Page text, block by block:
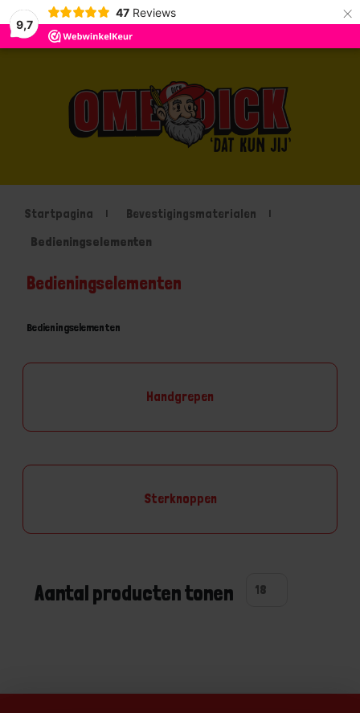
9,7
47 Reviews ×
Startpagina
Bevestigingsmaterialen
Bedieningselementen
Bedieningselementen
Bedieningselementen
Handgrepen
Sterknoppen
Aantal producten tonen